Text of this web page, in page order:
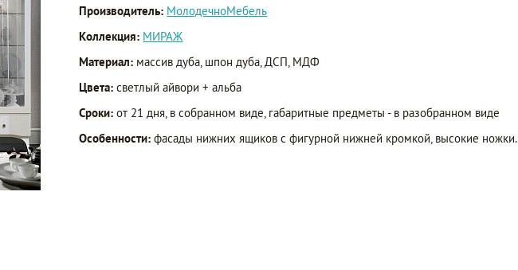
Производитель: МолодечноМебель
Коллекция: МИРАЖ
Материал: массив дуба, шпон дуба, ДСП, МДФ
Цвета: светлый айвори + альба
Сроки: от 21 дня, в собранном виде, габаритные предметы - в разобранном виде
Особенности: фасады нижних ящиков с фигурной нижней кромкой, высокие ножки.